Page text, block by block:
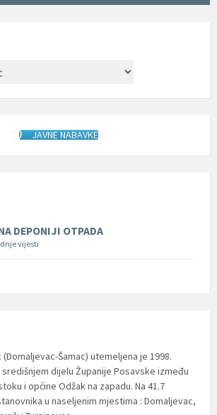
JAVNE NABAVKE
DEPONIJI OTPADA
vijesti
Šamac) utemeljena je 1998.
dijelu Županije Posavske između
i općine Odžak na zapadu. Na 41.7
u naseljenim mjestima : Domaljevac,